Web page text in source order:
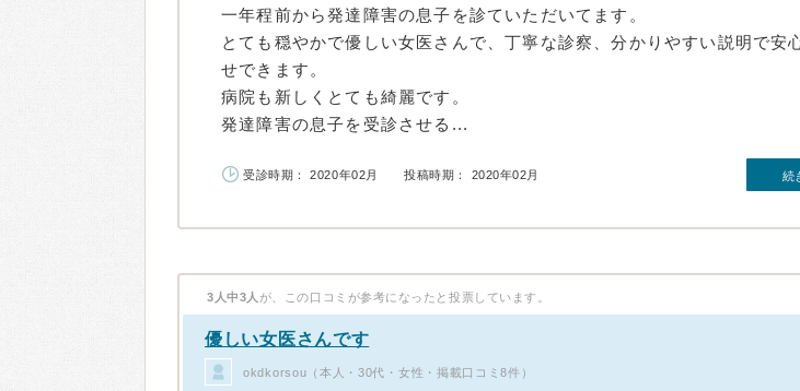
一年程前から発達障害の息子を診ていただいてます。
とても穏やかで優しい女医さんで、丁寧な診察、分かりやすい説明で安
せできます。
病院も新しくとても綺麗です。
発達障害の息子を受診させる...
受診時期： 2020年02月 投稿時期： 2020年02月 続
3人中3人 が、この口コミが参考になったと投票しています。
優しい女医さんです
okdkorsou（本人・30代・女性・掲載口コミ8件）